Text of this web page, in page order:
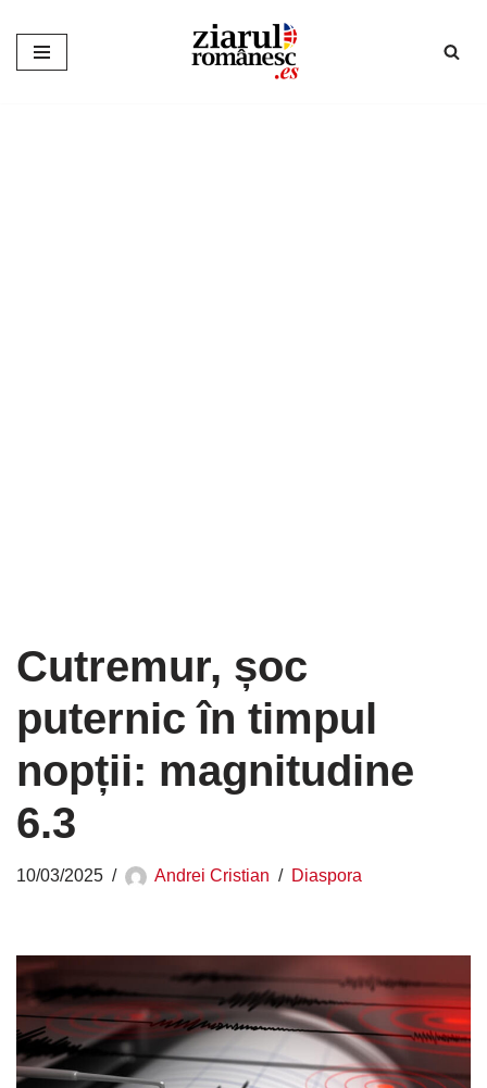
Sari
Cutremur, șoc
puternic în timpul
nopții: magnitudine
6.3
10/03/2025 Andrei Cristian Diaspora